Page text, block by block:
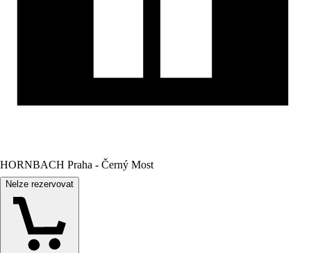
HORNBACH Praha - Černý Most
Nelze rezervovat